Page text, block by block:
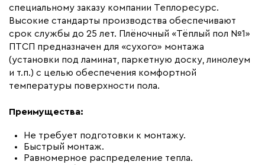
Длина установочного провода, м
Страна производства
Гарантия (год)
Срок службы(год) 15
Вес (кг)
Бренд
Высота (мм)
специальному заказу компании Теплоресурс.
Высокие стандарты производства обеспечивают
срок службы до 25 лет. Плёночный «Тёплый пол №1»
ПТСП предназначен для «сухого» монтажа
(установки под ламинат, паркетную доску, линолеум
и т.п.) с целью обеспечения комфортной
температуры поверхности пола.
Преимущества:
Не требует подготовки к монтажу.
Быстрый монтаж.
Равномерное распределение тепла.